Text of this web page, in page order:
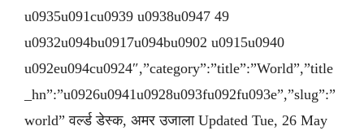
u0935u091cu0939 u0938u0947 49
u0932u094bu0917u094bu0902 u0915u0940
u092eu094cu0924″,”category”:”title”:”World”,”title
_hn”:”u0926u0941u0928u093fu092fu093e”,”slug”:”
world” वर्ल्ड डेस्क, अमर उजाला Updated Tue, 26 May